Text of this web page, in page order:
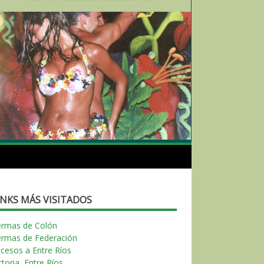
MÁS VISITADOS
de Colón
de Federación
a Entre Ríos